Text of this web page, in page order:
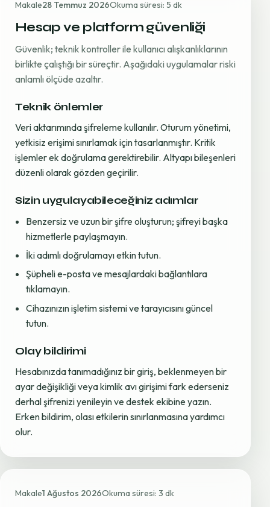
Makale28 Temmuz 2026Okuma süresi: 5 dk
Hesap ve platform güvenliği
Güvenlik; teknik kontroller ile kullanıcı alışkanlıklarının
birlikte çalıştığı bir süreçtir. Aşağıdaki uygulamalar riski
anlamlı ölçüde azaltır.
Teknik önlemler
Veri aktarımında şifreleme kullanılır. Oturum yönetimi,
yetkisiz erişimi sınırlamak için tasarlanmıştır. Kritik
işlemler ek doğrulama gerektirebilir. Altyapı bileşenleri
düzenli olarak gözden geçirilir.
Sizin uygulayabileceğiniz adımlar
Benzersiz ve uzun bir şifre oluşturun; şifreyi başka
hizmetlerle paylaşmayın.
İki adımlı doğrulamayı etkin tutun.
Şüpheli e-posta ve mesajlardaki bağlantılara
tıklamayın.
Cihazınızın işletim sistemi ve tarayıcısını güncel
tutun.
Olay bildirimi
Hesabınızda tanımadığınız bir giriş, beklenmeyen bir
ayar değişikliği veya kimlik avı girişimi fark ederseniz
derhal şifrenizi yenileyin ve destek ekibine yazın.
Erken bildirim, olası etkilerin sınırlanmasına yardımcı
olur.
Makale1 Ağustos 2026Okuma süresi: 3 dk